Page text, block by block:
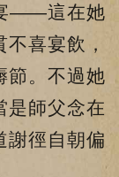
——這在她
喜宴飲，
節。不過她
是師父念在
謝徑自朝偏